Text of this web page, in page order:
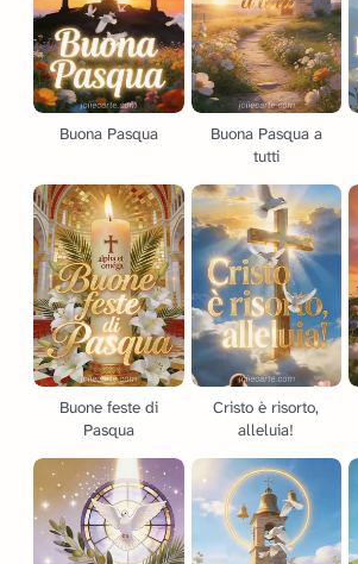
Buona Pasqua
Buona Pasqua a
tutti
Buone feste di
Pasqua
Cristo è risorto,
alleluia!